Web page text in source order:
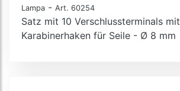
Lampa - Art. 60254
Satz mit 10 Verschlussterminals mit
Karabinerhaken für Seile - Ø 8 mm